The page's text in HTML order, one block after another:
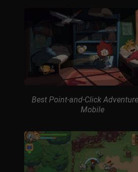
Best Point-and-Click
Mobile